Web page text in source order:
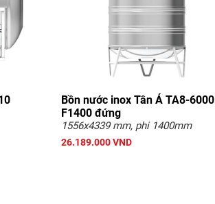
Bồn nước inox Tân Á TA8-6000
F1400 đứng
1556x4339 mm, phi 1400mm
26.189.000 VND